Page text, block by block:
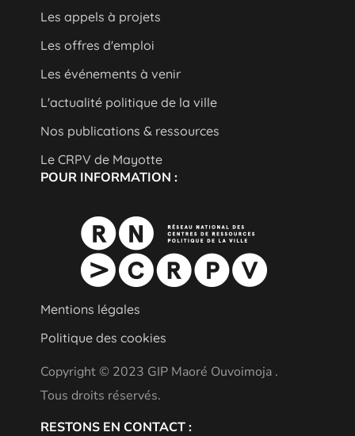
Les appels à projets
Les offres d'emploi
Les événements à venir
L'actualité politique de la ville
Nos publications & ressources
Le CRPV de Mayotte
POUR INFORMATION :
Mentions légales
Politique des cookies
Copyright © 2023 GIP Maoré Ouvoimoja .
Tous droits réservés.
RESTONS EN CONTACT :